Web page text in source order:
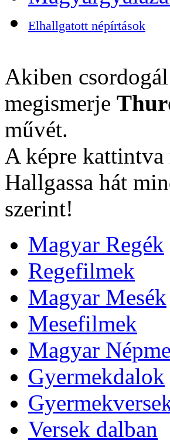
Elhallgatott népírtások
Akiben
megismerje
művét.
A képre
Hallgassa hát
szerint!
Magyar Regék
Regefilmek
Magyar Mesék
Mesefilmek
Magyar
Gyermekdalok
Versek dalban